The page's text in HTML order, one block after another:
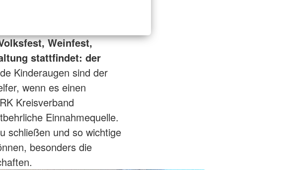
Weinfest,
stattfindet: der
Kinderaugen sind der
wenn es einen
Kreisverband
Einnahmequelle.
schließen und so wichtige
besonders die